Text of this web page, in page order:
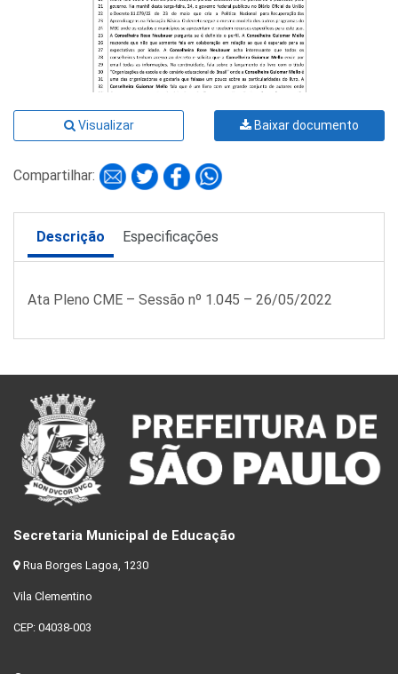
Visualizar Baixar documento
Compartilhar:
Descrição Especificações
Ata Pleno CME – Sessão nº 1.045 – 26/05/2022
Secretaria Municipal de Educação
Rua Borges Lagoa, 1230
Vila Clementino
CEP: 04038-003